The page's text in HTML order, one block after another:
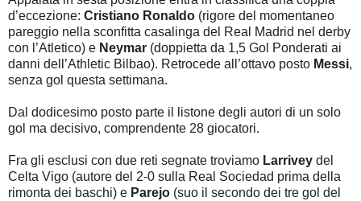
d’eccezione: Cristiano Ronaldo (rigore del momentaneo
pareggio nella sconfitta casalinga del Real Madrid nel derby
con l’Atletico) e Neymar (doppietta da 1,5 Gol Ponderati ai
danni dell’Athletic Bilbao). Retrocede all’ottavo posto Messi,
senza gol questa settimana.
Dal dodicesimo posto parte il listone degli autori di un solo
gol ma decisivo, comprendente 28 giocatori.
Fra gli esclusi con due reti segnate troviamo Larrivey del
Celta Vigo (autore del 2-0 sulla Real Sociedad prima della
rimonta dei baschi) e Parejo (suo il secondo dei tre gol del